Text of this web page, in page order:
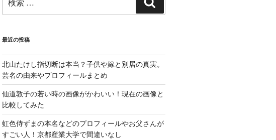
索:
索
最近の投稿
北山たけし指切断は本当？子供や嫁と別居の真実。
芸名の由来やプロフィールまとめ
仙道敦子の若い時の画像がかわいい！現在の画像と
比較してみた
虹色侍ずまの本名などのプロフィールやお父さんが
すごい人！京都産業大学で間違いなし